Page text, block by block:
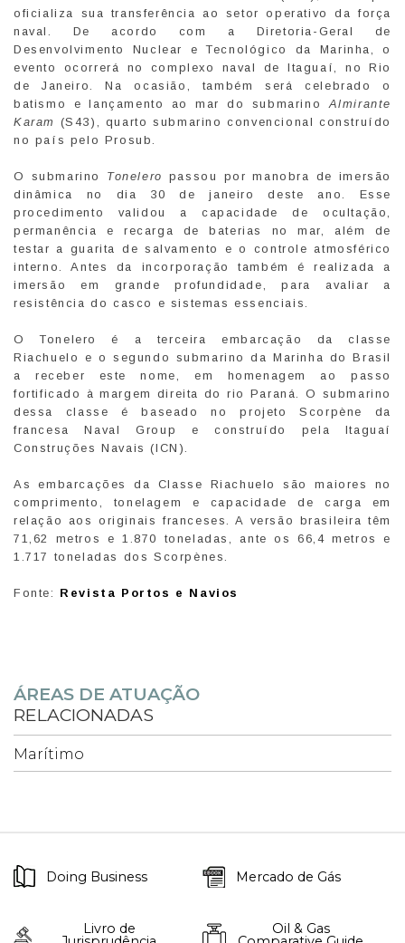
oficializa sua transferência ao setor operativo da força
naval. De acordo com a Diretoria-Geral de
Desenvolvimento Nuclear e Tecnológico da Marinha, o
evento ocorrerá no complexo naval de Itaguaí, no Rio
de Janeiro. Na ocasião, também será celebrado o
batismo e lançamento ao mar do submarinoAlmirante
Karam (S43), quarto submarino convencional construído
no país pelo Prosub.
O submarino Tonelero passou por manobra de imersão
dinâmica no dia 30 de janeiro deste ano. Esse
procedimento validou a capacidade de ocultação,
permanência e recarga de baterias no mar, além de
testar a guarita de salvamento e o controle atmosférico
interno. Antes da incorporação também é realizada a
imersão em grande profundidade, para avaliar a
resistência do casco e sistemas essenciais.
O Tonelero é a terceira embarcação da classe
Riachuelo e o segundo submarino da Marinha do Brasil
a receber este nome, em homenagem ao passo
fortificado à margem direita do rio Paraná. O submarino
dessa classe é baseado no projeto Scorpène da
francesa Naval Group e construído pela Itaguaí
Construções Navais (ICN).
As embarcações da Classe Riachuelo são maiores no
comprimento, tonelagem e capacidade de carga em
relação aos originais franceses. A versão brasileira têm
71,62 metros e 1.870 toneladas, ante os 66,4 metros e
1.717 toneladas dos Scorpènes.
Fonte: Revista Portos e Navios
ÁREAS DE ATUAÇÃO
RELACIONADAS
Marítimo
Doing Business Mercado de Gás
Livro de Oil & Gas